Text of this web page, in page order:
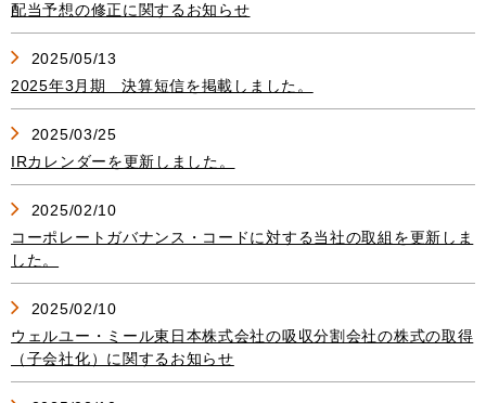
配当予想の修正に関するお知らせ
2025/05/13
2025年3月期 決算短信を掲載しました。
2025/03/25
IRカレンダーを更新しました。
2025/02/10
コーポレートガバナンス・コードに対する当社の取組を更新しま
した。
2025/02/10
ウェルユー・ミール東日本株式会社の吸収分割会社の株式の取得
（子会社化）に関するお知らせ